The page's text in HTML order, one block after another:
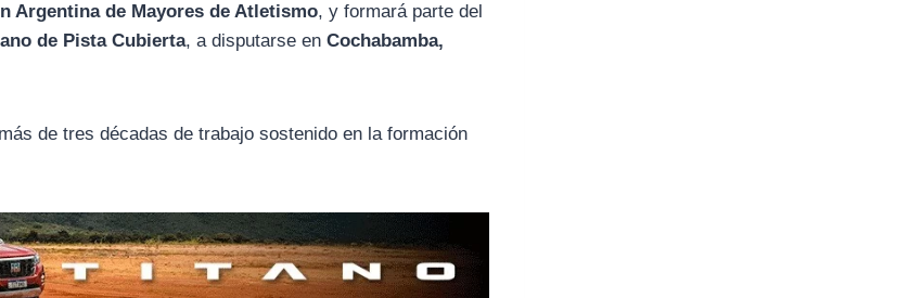
Argentina de Mayores de Atletismo, y formará parte del
de Pista Cubierta, a disputarse enCochabamba,
de tres décadas de trabajo sostenido en la formación